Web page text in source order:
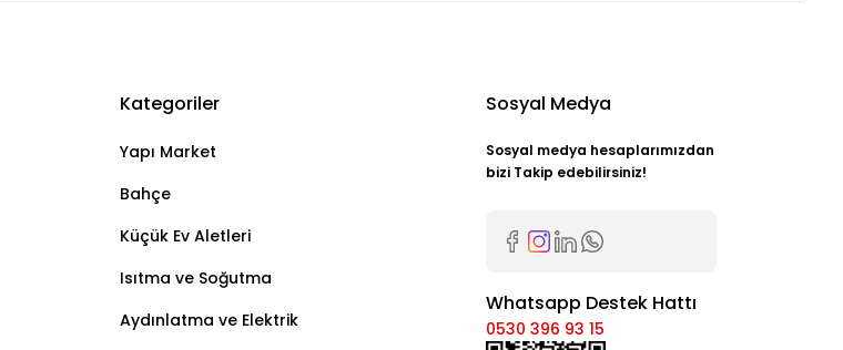
Bu ürüne ilk yorumu siz yapın!
Yorum Yaz
Kategoriler
Yapı Market
Bahçe
Küçük Ev Aletleri
Isıtma ve Soğutma
Aydınlatma ve Elektrik
Sosyal Medya
Sosyal medya hesaplarımızdan
bizi Takip edebilirsiniz!
Whatsapp Destek Hattı
0530 396 93 15